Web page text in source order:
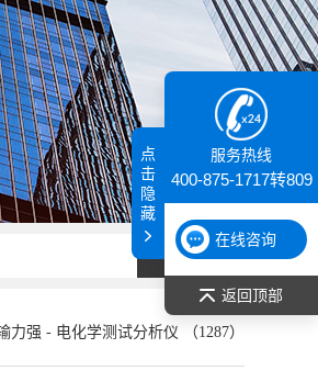
力强 - 电化学测试分析仪 （1287）
服务热线
400-875-1717转809
在线咨询
返回顶部
点
击
隐
藏